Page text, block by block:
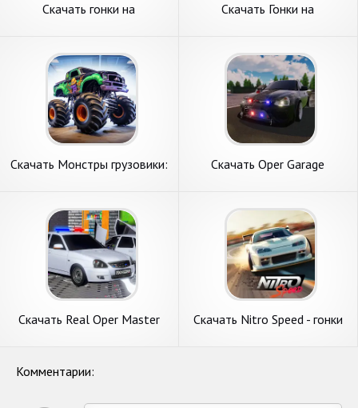
Скачать гонки на
Андроид
Скачать Гонки на
Андроид
Скачать Монстры грузовики:
Андроид
Скачать Oper Garage
Скачать Real Oper Master
Скачать Nitro Speed - гонки
Комментарии: